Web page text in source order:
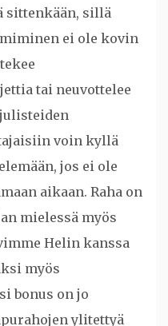
sittenkään, sillä
ei ole kovin
tai neuvottelee
voin kyllä
jos ei ole
aikaan. Raha on
mielessä myös
Helin kanssa
myös
bonus on jo
ylitettyä